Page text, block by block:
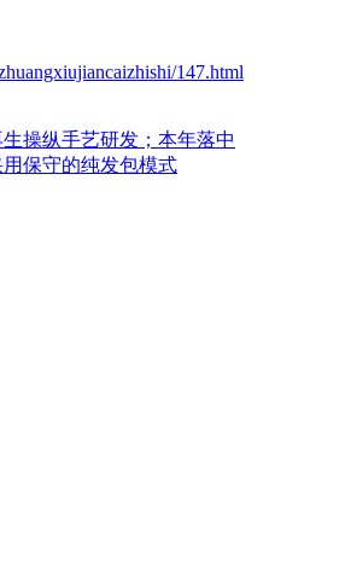
147.html
操纵手艺研发；本年落中
保守的纯发包模式